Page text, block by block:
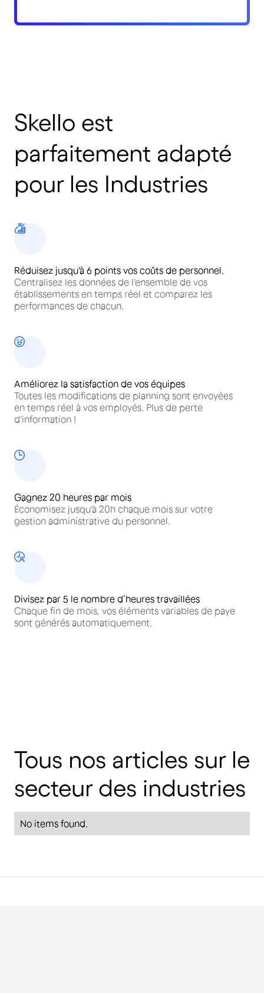
Skello est
parfaitement adapté
pour les Industries
Réduisez jusqu'à 6 points vos coûts de personnel.
Centralisez les données de l'ensemble de vos
établissements en temps réel et comparez les
performances de chacun.
Améliorez la satisfaction de vos équipes
Toutes les modifications de planning sont envoyées
en temps réel à vos employés. Plus de perte
d'information !
Gagnez 20 heures par mois
Économisez jusqu'à 20h chaque mois sur votre
gestion administrative du personnel.
Divisez par 5 le nombre d’heures travaillées
Chaque fin de mois, vos éléments variables de paye
sont générés automatiquement.
Tous nos articles sur le
secteur des industries
No items found.